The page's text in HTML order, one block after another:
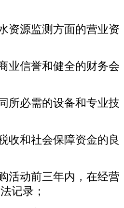
资源监测方面的营业资
业信誉和健全的财务会
所必需的设备和专业技
收和社会保障资金的良
活动前三年内，在经营
记录；